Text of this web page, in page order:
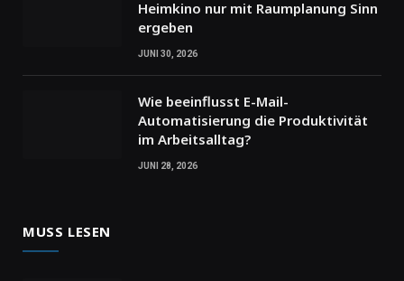
Heimkino nur mit Raumplanung Sinn
ergeben
JUNI 30, 2026
Wie beeinflusst E-Mail-
Automatisierung die Produktivität
im Arbeitsalltag?
JUNI 28, 2026
MUSS LESEN